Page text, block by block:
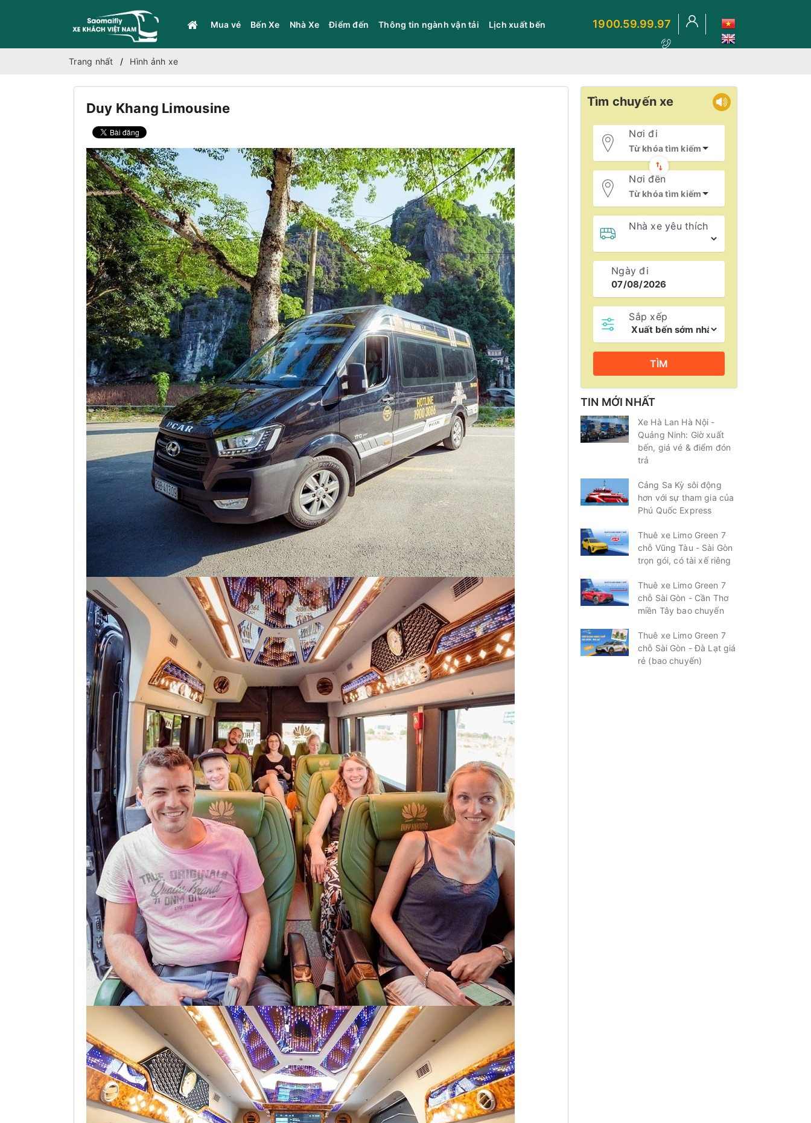
Mua vé Bến Xe Nhà Xe Điểm đến Thông tin ngành vận tải Lịch xuất bến 1900.59.99.97
Trang nhất Hình ảnh xe
Duy Khang Limousine Tìm chuyến xe
Nơi đi
Nơi đến
Nhà xe yêu thích
Ngày đi
Sắp xếp
TÌM
TIN MỚI NHẤT
Xe Hà Lan Hà Nội -
Quảng Ninh: Giờ xuất
bến, giá vé & điểm đón
trả
Cảng Sa Kỳ sôi động
hơn với sự tham gia của
Phú Quốc Express
Thuê xe Limo Green 7
chỗ Vũng Tàu - Sài Gòn
trọn gói, có tài xế riêng
Thuê xe Limo Green 7
chỗ Sài Gòn - Cần Thơ
miền Tây bao chuyến
Thuê xe Limo Green 7
chỗ Sài Gòn - Đà Lạt giá
rẻ (bao chuyến)